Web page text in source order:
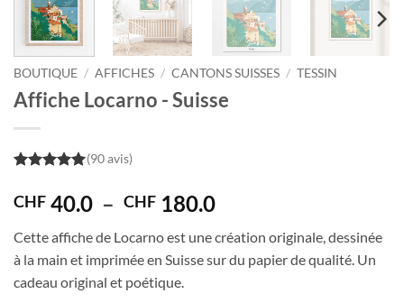
BOUTIQUE / AFFICHES / CANTONS SUISSES / TESSIN
Affiche Locarno - Suisse
(90 avis)
CHF 40.0 – CHF 180.0Plage
prix :
CHF 40.0
Cette affiche de Locarno est une création originale, dessinée
à la main et imprimée en Suisse sur du papier de qualité. Un
cadeau original et poétique.